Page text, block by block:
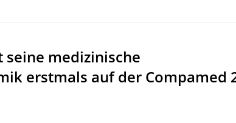
medizinische
erstmals auf der Compamed